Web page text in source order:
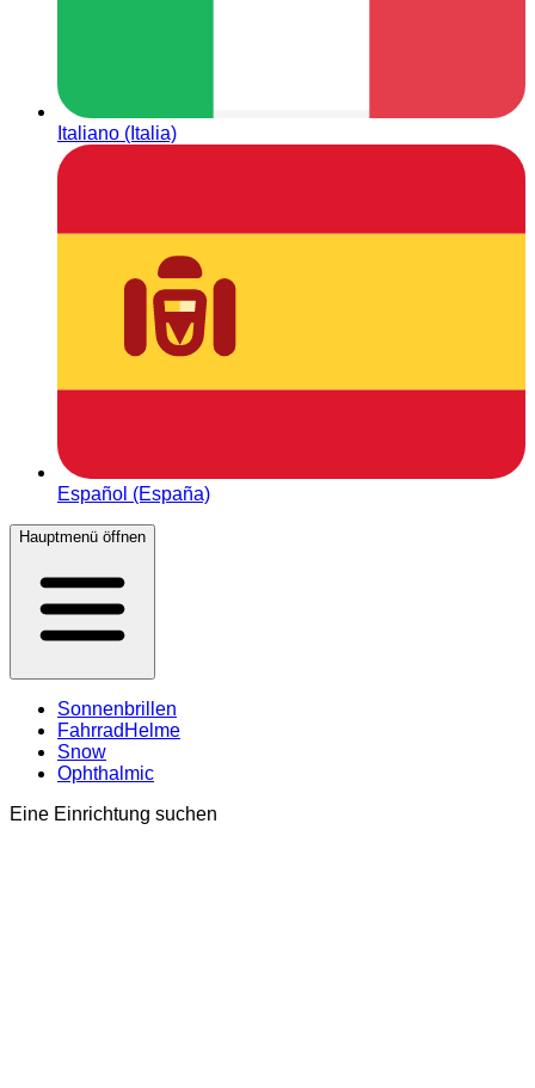
Italiano (Italia)
Español (España)
Hauptmenü öffnen
Sonnenbrillen
FahrradHelme
Snow
Ophthalmic
Eine Einrichtung suchen